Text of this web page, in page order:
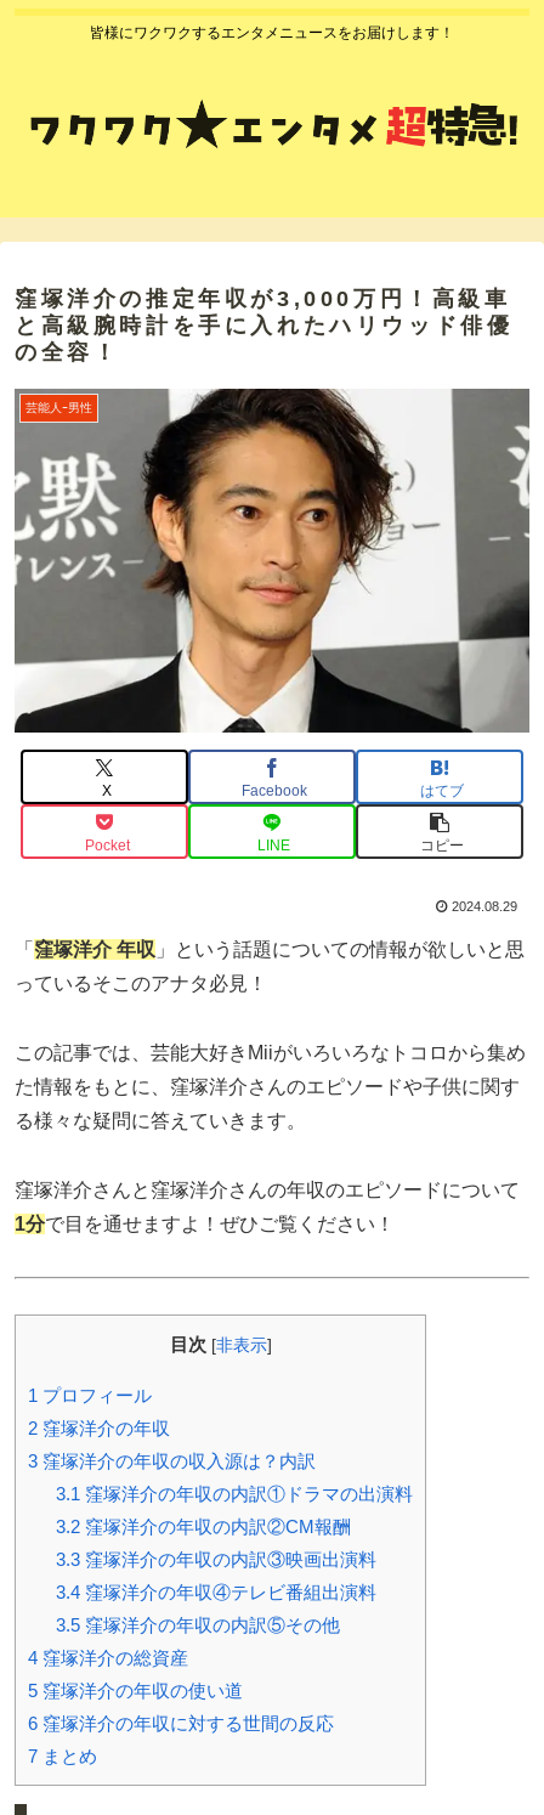
皆様にワクワクするエンタメニュースをお届けします！
窪塚洋介の推定年収が3,000万円！高級車
と高級腕時計を手に入れたハリウッド俳優
の全容！
芸能人ｰ男性
X Facebook はてブ
Pocket LINE コピー
2024.08.29
「 窪塚洋介 年収 」という話題についての情報が欲しいと思
っているそこのアナタ必見！
この記事では、芸能大好きMiiがいろいろなトコロから集め
た情報をもとに、窪塚洋介さんのエピソードや子供に関す
る様々な疑問に答えていきます。
窪塚洋介さんと窪塚洋介さんの年収のエピソードについて
1分で目を通せますよ！ぜひご覧ください！
目次 [非表示]
1 プロフィール
2 窪塚洋介の年収
3 窪塚洋介の年収の収入源は？内訳
3.1 窪塚洋介の年収の内訳①ドラマの出演料
3.2窪塚洋介の年収の内訳②CM報酬
3.3窪塚洋介の年収の内訳③映画出演料
3.4窪塚洋介の年収④テレビ番組出演料
3.5窪塚洋介の年収の内訳⑤その他
4 窪塚洋介の総資産
5 窪塚洋介の年収の使い道
6 窪塚洋介の年収に対する世間の反応
7 まとめ